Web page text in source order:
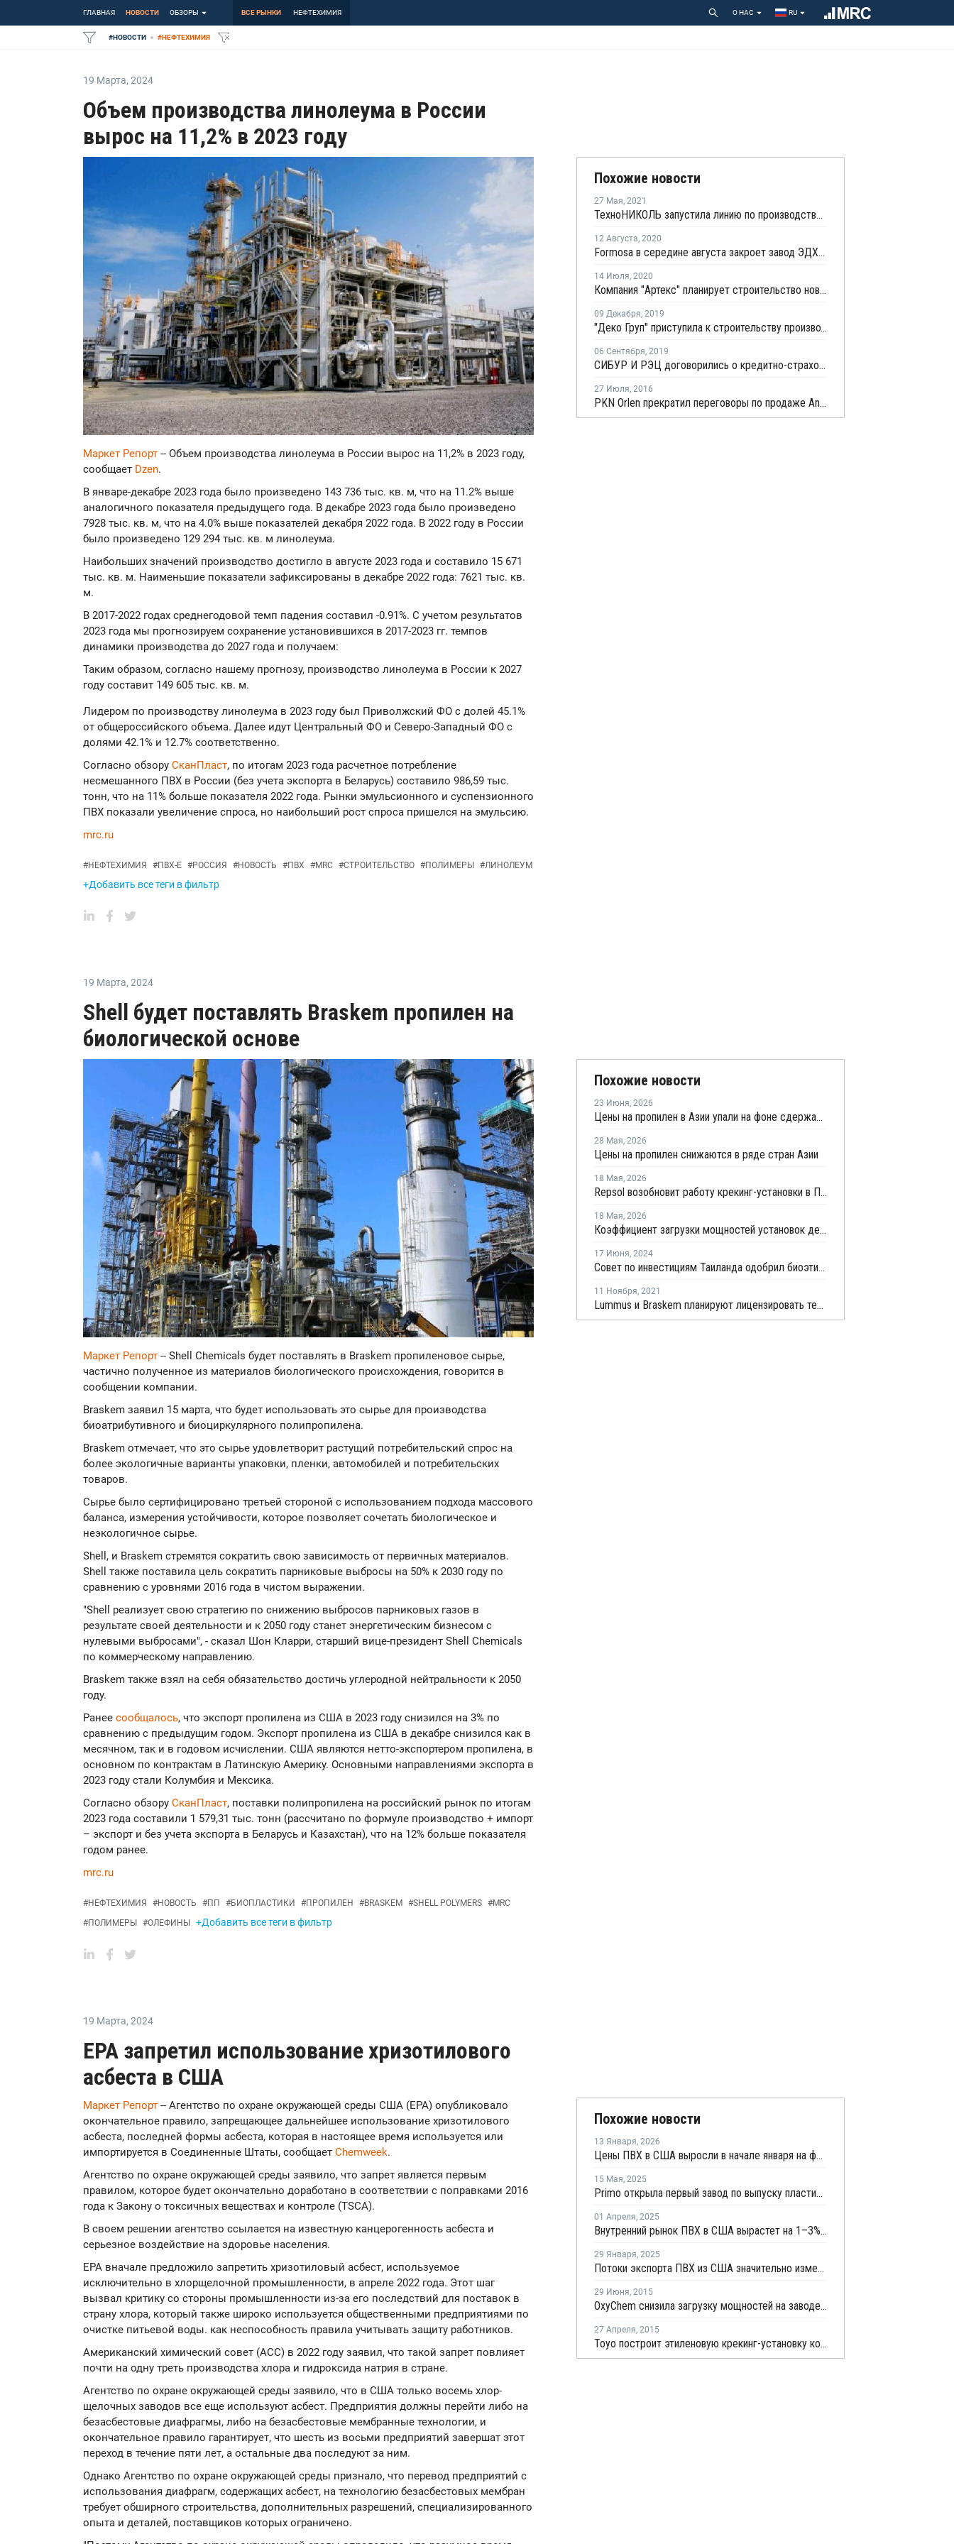
ГЛАВНАЯ НОВОСТИ ОБЗОРЫ ВСЕ РЫНКИ НЕФТЕХИМИЯ О НАС RU
#НОВОСТИ #НЕФТЕХИМИЯ
19 Марта, 2024
Объем производства линолеума в России
вырос на 11,2% в 2023 году
Маркет Репорт -- Объем производства линолеума в России вырос на 11,2% в 2023 году,
сообщает Dzen.
В январе-декабре 2023 года было произведено 143 736 тыс. кв. м, что на 11.2% выше
аналогичного показателя предыдущего года. В декабре 2023 года было произведено
7928 тыс. кв. м, что на 4.0% выше показателей декабря 2022 года. В 2022 году в России
было произведено 129 294 тыс. кв. м линолеума.
Наибольших значений производство достигло в августе 2023 года и составило 15 671
тыс. кв. м. Наименьшие показатели зафиксированы в декабре 2022 года: 7621 тыс. кв.
м.
В 2017-2022 годах среднегодовой темп падения составил -0.91%. С учетом результатов
2023 года мы прогнозируем сохранение установившихся в 2017-2023 гг. темпов
динамики производства до 2027 года и получаем:
Таким образом, согласно нашему прогнозу, производство линолеума в России к 2027
году составит 149 605 тыс. кв. м.
Лидером по производству линолеума в 2023 году был Приволжский ФО с долей 45.1%
от общероссийского объема. Далее идут Центральный ФО и Северо-Западный ФО с
долями 42.1% и 12.7% соответственно.
Согласно обзору СканПласт, по итогам 2023 года расчетное потребление
несмешанного ПВХ в России (без учета экспорта в Беларусь) составило 986,59 тыс.
тонн, что на 11% больше показателя 2022 года. Рынки эмульсионного и суспензионного
ПВХ показали увеличение спроса, но наибольший рост спроса пришелся на эмульсию.
mrc.ru
#НЕФТЕХИМИЯ #ПВХ-Е #РОССИЯ #НОВОСТЬ #ПВХ #MRC #СТРОИТЕЛЬСТВО #ПОЛИМЕРЫ #ЛИНОЛЕУМ
+Добавить все теги в фильтр
Похожие новости
27 Мая, 2021
ТехноНИКОЛЬ запустила линию по производству геокомпозитных мембран
12 Августа, 2020
Formosa в середине августа закроет завод ЭДХ на Тайване на плановый ремонт
14 Июля, 2020
Компания "Артекс" планирует строительство новой линии по выпуску виниловых обоев
09 Декабря, 2019
"Деко Груп" приступила к строительству производства виниловых обоев
06 Сентября, 2019
СИБУР И РЭЦ договорились о кредитно-страховой поддержке крупных проектов холдинга
27 Июля, 2016
PKN Orlen прекратил переговоры по продаже Anwil польской Grupa Azoty
19 Марта, 2024
Shell будет поставлять Braskem пропилен на
биологической основе
Маркет Репорт -- Shell Chemicals будет поставлять в Braskem пропиленовое сырье,
частично полученное из материалов биологического происхождения, говорится в
сообщении компании.
Braskem заявил 15 марта, что будет использовать это сырье для производства
биоатрибутивного и биоциркулярного полипропилена.
Braskem отмечает, что это сырье удовлетворит растущий потребительский спрос на
более экологичные варианты упаковки, пленки, автомобилей и потребительских
товаров.
Сырье было сертифицировано третьей стороной с использованием подхода массового
баланса, измерения устойчивости, которое позволяет сочетать биологическое и
неэкологичное сырье.
Shell, и Braskem стремятся сократить свою зависимость от первичных материалов.
Shell также поставила цель сократить парниковые выбросы на 50% к 2030 году по
сравнению с уровнями 2016 года в чистом выражении.
"Shell реализует свою стратегию по снижению выбросов парниковых газов в
результате своей деятельности и к 2050 году станет энергетическим бизнесом с
нулевыми выбросами", - сказал Шон Кларри, старший вице-президент Shell Chemicals
по коммерческому направлению.
Braskem также взял на себя обязательство достичь углеродной нейтральности к 2050
году.
Ранее сообщалось, что экспорт пропилена из США в 2023 году снизился на 3% по
сравнению с предыдущим годом. Экспорт пропилена из США в декабре снизился как в
месячном, так и в годовом исчислении. США являются нетто-экспортером пропилена, в
основном по контрактам в Латинскую Америку. Основными направлениями экспорта в
2023 году стали Колумбия и Мексика.
Согласно обзору СканПласт, поставки полипропилена на российский рынок по итогам
2023 года составили 1 579,31 тыс. тонн (рассчитано по формуле производство + импорт
– экспорт и без учета экспорта в Беларусь и Казахстан), что на 12% больше показателя
годом ранее.
mrc.ru
#НЕФТЕХИМИЯ #НОВОСТЬ #ПП #БИОПЛАСТИКИ #ПРОПИЛЕН #BRASKEM #SHELL POLYMERS #MRC
#ПОЛИМЕРЫ #ОЛЕФИНЫ +Добавить все теги в фильтр
Похожие новости
23 Июня, 2026
Цены на пропилен в Азии упали на фоне сдержанной закупочной активности
28 Мая, 2026
Цены на пропилен снижаются в ряде стран Азии
18 Мая, 2026
Repsol возобновит работу крекинг-установки в Португалии в июне
18 Мая, 2026
Коэффициент загрузки мощностей установок дегидрированию пропана в Китае в мае снизится примерно до 50%
17 Июня, 2024
Совет по инвестициям Таиланда одобрил биоэтиленовый проект Braskem-SCGC
11 Ноября, 2021
Lummus и Braskem планируют лицензировать технологию производства "зеленого" этилена
19 Марта, 2024
EPA запретил использование хризотилового
асбеста в США
Маркет Репорт -- Агентство по охране окружающей среды США (EPA) опубликовало
окончательное правило, запрещающее дальнейшее использование хризотилового
асбеста, последней формы асбеста, которая в настоящее время используется или
импортируется в Соединенные Штаты, сообщает Chemweek.
Агентство по охране окружающей среды заявило, что запрет является первым
правилом, которое будет окончательно доработано в соответствии с поправками 2016
года к Закону о токсичных веществах и контроле (TSCA).
В своем решении агентство ссылается на известную канцерогенность асбеста и
серьезное воздействие на здоровье населения.
EPA вначале предложило запретить хризотиловый асбест, используемое
исключительно в хлорщелочной промышленности, в апреле 2022 года. Этот шаг
вызвал критику со стороны промышленности из-за его последствий для поставок в
страну хлора, который также широко используется общественными предприятиями по
очистке питьевой воды. как неспособность правила учитывать защиту работников.
Американский химический совет (ACC) в 2022 году заявил, что такой запрет повлияет
почти на одну треть производства хлора и гидроксида натрия в стране.
Агентство по охране окружающей среды заявило, что в США только восемь хлор-
щелочных заводов все еще используют асбест. Предприятия должны перейти либо на
безасбестовые диафрагмы, либо на безасбестовые мембранные технологии, и
окончательное правило гарантирует, что шесть из восьми предприятий завершат этот
переход в течение пяти лет, а остальные два последуют за ним.
Однако Агентство по охране окружающей среды признало, что перевод предприятий с
использования диафрагм, содержащих асбест, на технологию безасбестовых мембран
требует обширного строительства, дополнительных разрешений, специализированного
опыта и деталей, поставщиков которых ограничено.
Похожие новости
13 Января, 2026
Цены ПВХ в США выросли в начале января на фоне ожиданий сокращения поставок
15 Мая, 2025
Primo открыла первый завод по выпуску пластиковых профилей в США
01 Апреля, 2025
Внутренний рынок ПВХ в США вырастет на 1–3% в 2025 году
29 Января, 2025
Потоки экспорта ПВХ из США значительно изменились в прошлом году
29 Июня, 2015
OxyChem снизила загрузку мощностей на заводе ВХМ в Ла Порте из-за технической неполадки
27 Апреля, 2015
Toyo построит этиленовую крекинг-установку компании Shintech в США